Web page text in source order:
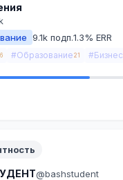
9.1k подп.1.3% ERR
#Образование 21 #Бизнес
@bashstudent